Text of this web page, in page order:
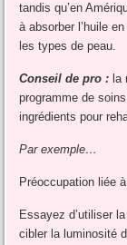
tandis qu’en
à absorber l’huile
les types de peau.
Conseil de pro : la
programme de
ingrédients pour
Par exemple…
Préoccupation liée
Essayez d’utiliser
cibler la luminosité